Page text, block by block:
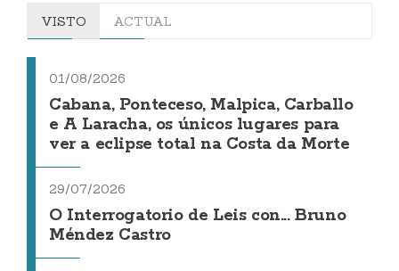
VISTO ACTUAL
01/08/2026
Cabana, Ponteceso, Malpica, Carballo
e A Laracha, os únicos lugares para
ver a eclipse total na Costa da Morte
29/07/2026
O Interrogatorio de Leis con... Bruno
Méndez Castro